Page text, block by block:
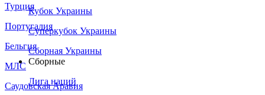
Турция
Португалия
Бельгия
МЛС
Саудовская Аравия
Кубок Украины
Суперкубок Украины
Сборная Украины
Сборные
Лига наций